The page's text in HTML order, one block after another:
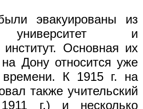
эвакуированы из
и
институт. Основная их
Дону относится уже
времени. К 1915 г. на
также учительский
г.) и несколько